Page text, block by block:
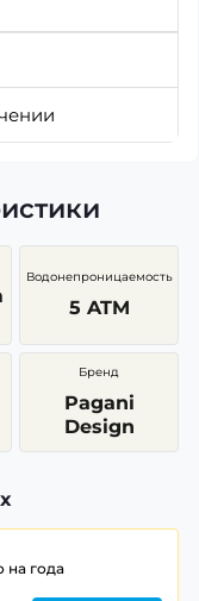
Водонепроницаемость
5 ATM
Бренд
Pagani
Design
на года